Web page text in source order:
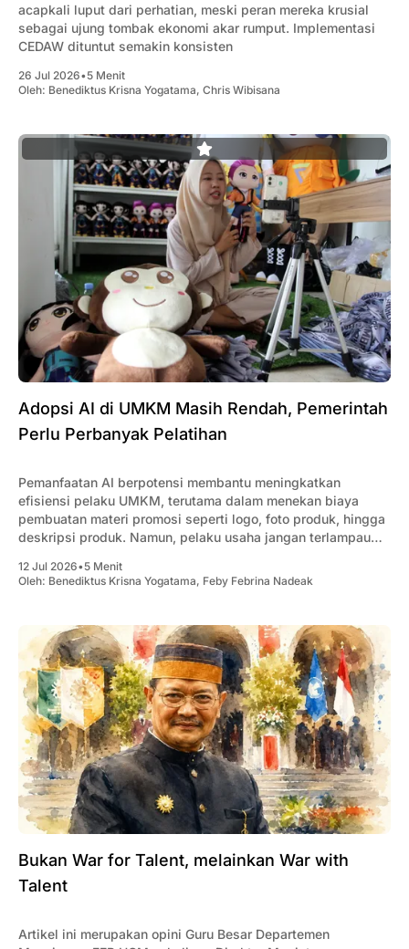
acapkali luput dari perhatian, meski peran mereka krusial
sebagai ujung tombak ekonomi akar rumput. Implementasi
CEDAW dituntut semakin konsisten
26 Jul 2026•5 Menit
Oleh: Benediktus Krisna Yogatama, Chris Wibisana
Adopsi AI di UMKM Masih Rendah, Pemerintah
Perlu Perbanyak Pelatihan
Pemanfaatan AI berpotensi membantu meningkatkan
efisiensi pelaku UMKM, terutama dalam menekan biaya
pembuatan materi promosi seperti logo, foto produk, hingga
deskripsi produk. Namun, pelaku usaha jangan terlampau
karakter dan menjadi seragam.
12 Jul 2026•5 Menit
Oleh: Benediktus Krisna Yogatama, Feby Febrina Nadeak
Bukan War for Talent, melainkan War with
Talent
Artikel ini merupakan opini Guru Besar Departemen